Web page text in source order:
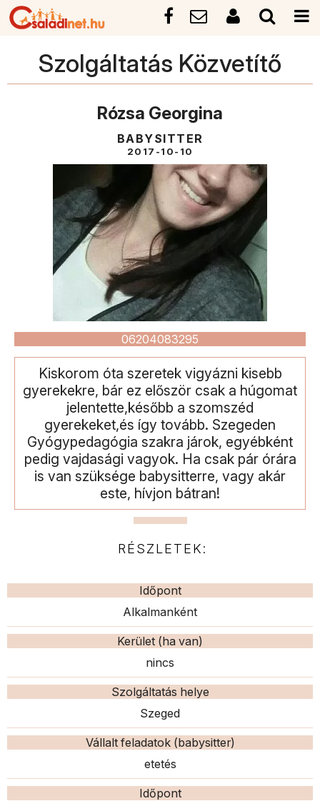
Szolgáltatás Közvetítő
Rózsa Georgina
BABYSITTER
2017-10-10
06204083295
Kiskorom óta szeretek vigyázni kisebb
gyerekekre, bár ez először csak a húgomat
jelentette,később a szomszéd
gyerekeket,és így tovább. Szegeden
Gyógypedagógia szakra járok, egyébként
pedig vajdasági vagyok. Ha csak pár órára
is van szüksége babysitterre, vagy akár
este, hívjon bátran!
RÉSZLETEK:
Időpont
Alkalmanként
Kerület (ha van)
nincs
Szolgáltatás helye
Szeged
Vállalt feladatok (babysitter)
etetés
Időpont